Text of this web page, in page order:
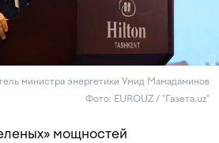
министра энергетики Умид Мамадаминов
Фото: EUROUZ / "Газета.uz"
мощностей